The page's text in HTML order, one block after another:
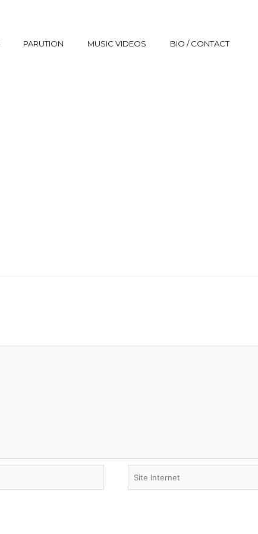
PARUTION MUSIC VIDEOS BIO / CONTACT
Internet